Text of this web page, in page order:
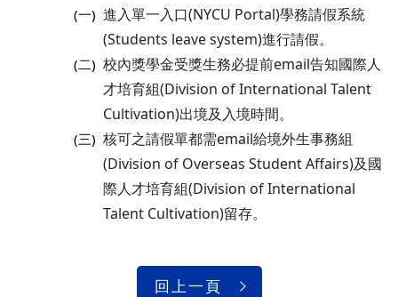
(一) 進入單一入口(NYCU Portal)學務請假系統
(Students leave system)進行請假。
(二) 校內獎學金受獎生務必提前email告知國際人
才培育組(Division of International Talent
Cultivation)出境及入境時間。
(三) 核可之請假單都需email給境外生事務組
(Division of Overseas Student Affairs)及國
際人才培育組(Division of International
Talent Cultivation)留存。
回上一頁